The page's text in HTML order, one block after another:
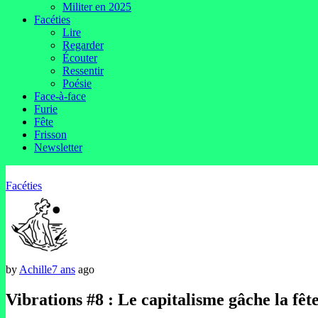
Militer en 2025
Facéties
Lire
Regarder
Écouter
Ressentir
Poésie
Face-à-face
Furie
Fête
Frisson
Newsletter
Facéties
by Achille7 ans ago
Vibrations #8 : Le capitalisme gâche la